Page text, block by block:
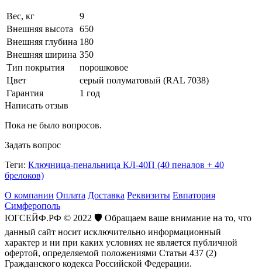
Вес, кг
9
Внешняя высота
650
Внешняя глубина 180
Внешняя ширина 350
Тип покрытия
порошковое
Цвет
серый полуматовый (RAL 7038)
Гарантия
1 год
Написать отзыв
Пока не было вопросов.
Задать вопрос
Теги: Ключница-пенальница КЛ-40П (40 пеналов + 40
брелоков)
О компании Оплата Доставка Реквизиты Евпатория
Симферополь
ЮГСЕЙФ.РФ © 2022 🛡️ Обращаем ваше внимание на то, что
данный сайт носит исключительно информационный
характер и ни при каких условиях не является публичной
офертой, определяемой положениями Статьи 437 (2)
Гражданского кодекса Российской Федерации.